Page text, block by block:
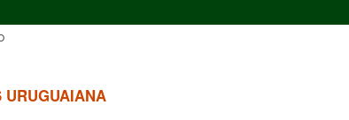
URUGUAIANA